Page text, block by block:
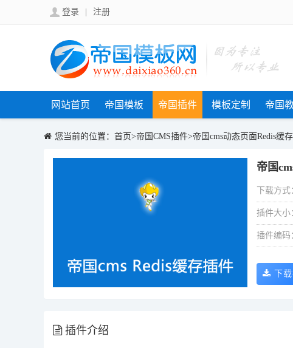
登录 注册
网站首页 帝国模板 帝国插件 模板定制 帝国
您当前的位置： 首页>帝国CMS插件>帝国cms动态页面Redis缓
帝国
下载方
插件大小
插件编码
下
插件介绍